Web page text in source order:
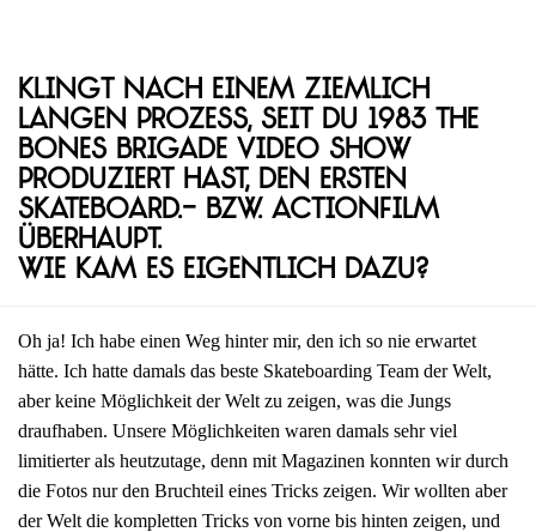
Klingt nach einem ziemlich
langen Prozess, seit du 1983 The
Bones Brigade Video Show
produziert hast, den ersten
Skateboard.- bzw. Actionfilm
überhaupt.
Wie kam es eigentlich dazu?
Oh ja! Ich habe einen Weg hinter mir, den ich so nie erwartet
hätte. Ich hatte damals das beste Skateboarding Team der Welt,
aber keine Möglichkeit der Welt zu zeigen, was die Jungs
draufhaben. Unsere Möglichkeiten waren damals sehr viel
limitierter als heutzutage, denn mit Magazinen konnten wir durch
die Fotos nur den Bruchteil eines Tricks zeigen. Wir wollten aber
der Welt die kompletten Tricks von vorne bis hinten zeigen, und